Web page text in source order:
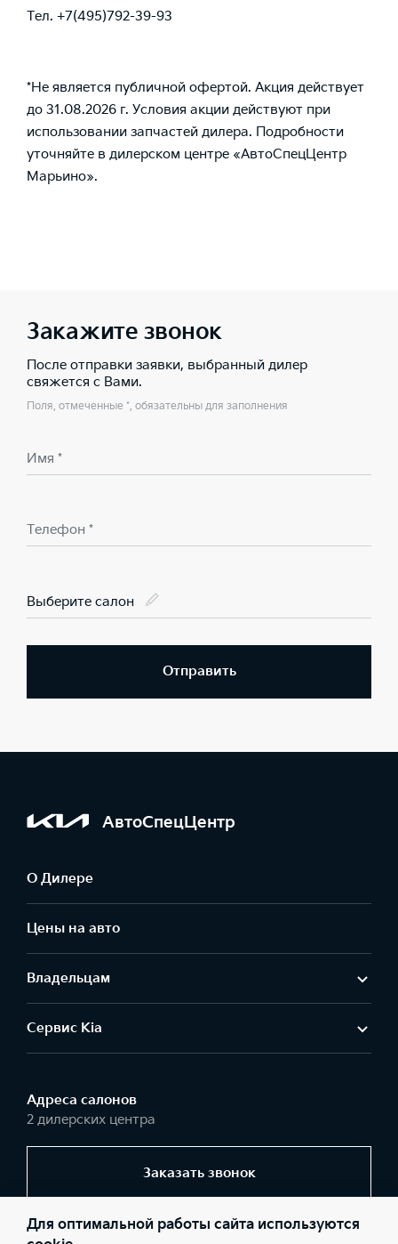
Тел. +7(495)792-39-93
*Не является публичной офертой. Акция действует
до 31.08.2026 г. Условия акции действуют при
использовании запчастей дилера. Подробности
уточняйте в дилерском центре «АвтоСпецЦентр
Марьино».
Закажите звонок
После отправки заявки, выбранный дилер
свяжется с Вами.
Поля, отмеченные *, обязательны для заполнения
Имя *
Телефон *
Выберите салон
Отправить
АвтоСпецЦентр
О Дилере
Цены на авто
Владельцам
Сервис Kia
Адреса салонов
2 дилерских центра
Заказать звонок
Для оптимальной работы сайта используются